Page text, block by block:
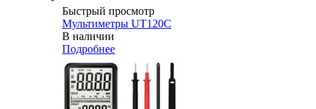
Быстрый просмотр
Мультиметры UT120C
В наличии
Подробнее